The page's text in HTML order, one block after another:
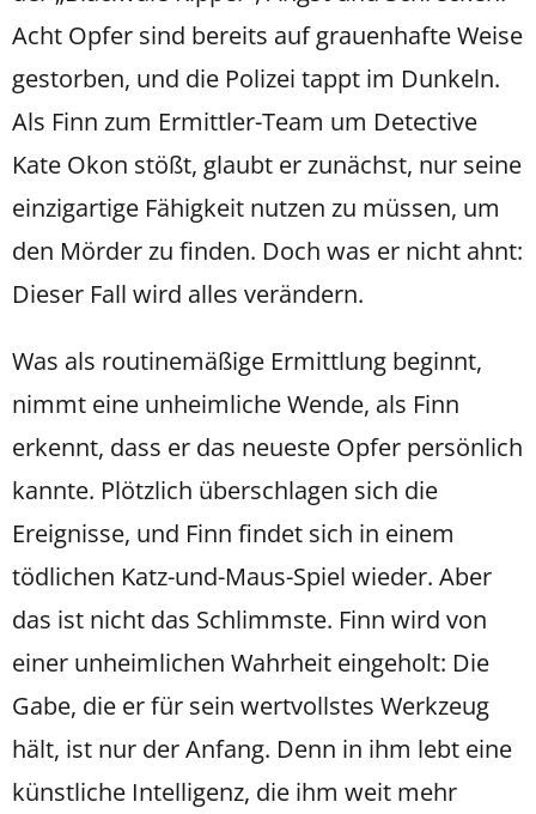
Acht Opfer sind bereits auf grauenhafte Weise
gestorben, und die Polizei tappt im Dunkeln.
Als Finn zum Ermittler-Team um Detective
Kate Okon stößt, glaubt er zunächst, nur seine
einzigartige Fähigkeit nutzen zu müssen, um
den Mörder zu finden. Doch was er nicht ahnt:
Dieser Fall wird alles verändern.
Was als routinemäßige Ermittlung beginnt,
nimmt eine unheimliche Wende, als Finn
erkennt, dass er das neueste Opfer persönlich
kannte. Plötzlich überschlagen sich die
Ereignisse, und Finn findet sich in einem
tödlichen Katz-und-Maus-Spiel wieder. Aber
das ist nicht das Schlimmste. Finn wird von
einer unheimlichen Wahrheit eingeholt: Die
Gabe, die er für sein wertvollstes Werkzeug
hält, ist nur der Anfang. Denn in ihm lebt eine
künstliche Intelligenz, die ihm weit mehr